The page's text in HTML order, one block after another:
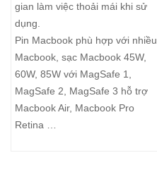
gian làm việc thoải mái khi sử
dụng.
Pin Macbook phù hợp với nhiều
Macbook, sạc Macbook 45W,
60W, 85W với MagSafe 1,
MagSafe 2, MagSafe 3 hỗ trợ
Macbook Air, Macbook Pro
Retina …